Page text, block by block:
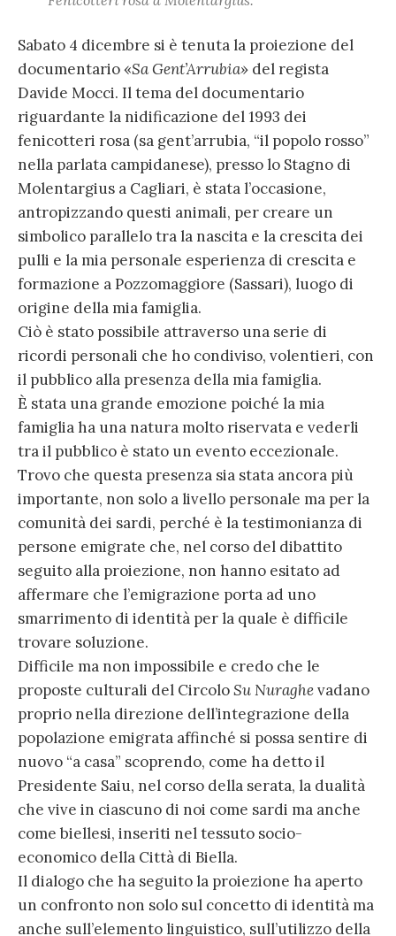
Sabato 4 dicembre si è tenuta la proiezione del
documentario «Sa Gent’Arrubia» del regista
Davide Mocci. Il tema del documentario
riguardante la nidificazione del 1993 dei
fenicotteri rosa (sa gent’arrubia, “il popolo rosso”
nella parlata campidanese), presso lo Stagno di
Molentargius a Cagliari, è stata l’occasione,
antropizzando questi animali, per creare un
simbolico parallelo tra la nascita e la crescita dei
pulli e la mia personale esperienza di crescita e
formazione a Pozzomaggiore (Sassari), luogo di
origine della mia famiglia.
Ciò è stato possibile attraverso una serie di
ricordi personali che ho condiviso, volentieri, con
il pubblico alla presenza della mia famiglia.
È stata una grande emozione poiché la mia
famiglia ha una natura molto riservata e vederli
tra il pubblico è stato un evento eccezionale.
Trovo che questa presenza sia stata ancora più
importante, non solo a livello personale ma per la
comunità dei sardi, perché è la testimonianza di
persone emigrate che, nel corso del dibattito
seguito alla proiezione, non hanno esitato ad
affermare che l’emigrazione porta ad uno
smarrimento di identità per la quale è difficile
trovare soluzione.
Difficile ma non impossibile e credo che le
proposte culturali del CircoloSu Nuraghevadano
proprio nella direzione dell’integrazione della
popolazione emigrata affinché si possa sentire di
nuovo “a casa” scoprendo, come ha detto il
Presidente Saiu, nel corso della serata, la dualità
che vive in ciascuno di noi come sardi ma anche
come biellesi, inseriti nel tessuto socio-
economico della Città di Biella.
Il dialogo che ha seguito la proiezione ha aperto
un confronto non solo sul concetto di identità ma
anche sull’elemento linguistico, sull’utilizzo della